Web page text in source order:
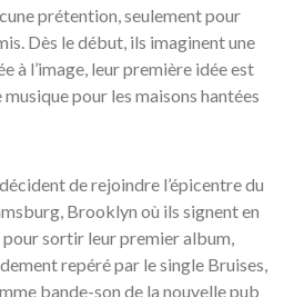
prétention, seulement pour
Dès le début, ils imaginent une
à l’image, leur première idée est
pour les maisons hantées
de rejoindre l’épicentre du
Brooklyn où ils signent en
sortir leur premier album,
repéré par le single Bruises,
bande-son de la nouvelle pub